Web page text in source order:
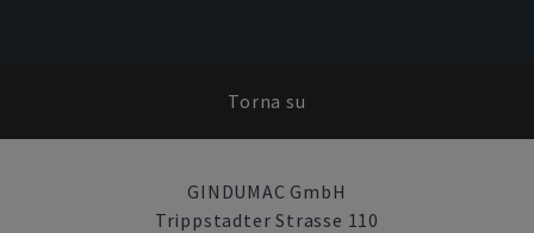
Torna su
GINDUMAC GmbH
Trippstadter Strasse 110